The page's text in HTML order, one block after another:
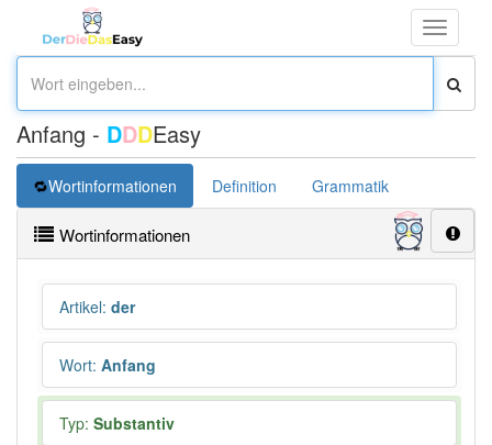
Toggle
Anfang - DDDEasy
Wortinformationen Definition Grammatik
Wortinformationen
Artikel: der
Wort: Anfang
Typ: Substantiv